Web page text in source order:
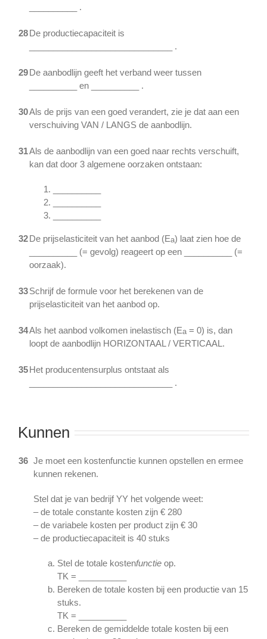
__________ .
28De productiecapaciteit is
______________________________ .
29De aanbodlijn geeft het verband weer tussen
__________ en __________ .
30Als de prijs van een goed verandert, zie je dat aan een
verschuiving VAN / LANGS de aanbodlijn.
31Als de aanbodlijn van een goed naar rechts verschuift,
kan dat door 3 algemene oorzaken ontstaan:
32De prijselasticiteit van het aanbod (Ea) laat zien hoe de
__________ (= gevolg) reageert op een __________ (=
oorzaak).
33Schrijf de formule voor het berekenen van de
prijselasticiteit van het aanbod op.
34Als het aanbod volkomen inelastisch (Ea = 0) is, dan
loopt de aanbodlijn HORIZONTAAL / VERTICAAL.
35Het producentensurplus ontstaat als
______________________________ .
Kunnen
36 Je moet een kostenfunctie kunnen opstellen en ermee
kunnen rekenen.
Stel dat je van bedrijf YY het volgende weet:
– de totale constante kosten zijn € 280
– de variabele kosten per product zijn € 30
– de productiecapaciteit is 40 stuks
Stel de totale kostenfunctie op.
TK = __________
Bereken de totale kosten bij een productie van 15
stuks.
TK = __________
Bereken de gemiddelde totale kosten bij een